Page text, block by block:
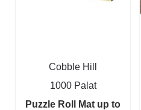
Cobble Hill
1000 Palat
Puzzle Roll Mat up to